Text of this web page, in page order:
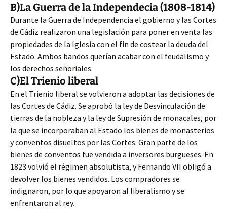
B)La Guerra de la Independecia (1808-1814)
Durante la Guerra de Independencia el gobierno y las Cortes
de Cádiz realizaron una legislación para poner en venta las
propiedades de la Iglesia con el fin de costear la deuda del
Estado. Ambos bandos querían acabar con el feudalismo y
los derechos señoriales.
C)El Trienio liberal
En el Trienio liberal se volvieron a adoptar las decisiones de
las Cortes de Cádiz. Se aprobó la ley de Desvinculación de
tierras de la nobleza y la ley de Supresión de monacales, por
la que se incorporaban al Estado los bienes de monasterios
y conventos disueltos por las Cortes. Gran parte de los
bienes de conventos fue vendida a inversores burgueses. En
1823 volvió el régimen absolutista, y Fernando VII obligó a
devolver los bienes vendidos. Los compradores se
indignaron, por lo que apoyaron al liberalismo y se
enfrentaron al rey.